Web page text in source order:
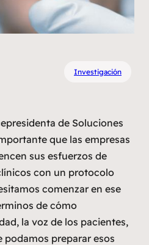
Investigación
de Soluciones
que las empresas
sus esfuerzos de
con un protocolo
comenzar en ese
de cómo
la voz de los pacientes,
podamos preparar esos